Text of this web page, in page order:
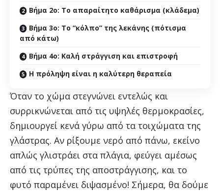
Βήμα 2ο: Το απαραίτητο καθάρισμα (κλάδεμα)
Βήμα 3ο: Το “κόλπο” της λεκάνης (πότισμα
από κάτω)
Βήμα 4ο: Καλή στράγγιση και επιστροφή
Η πρόληψη είναι η καλύτερη θεραπεία
Όταν το χώμα στεγνώνει εντελώς και
συρρικνώνεται από τις υψηλές θερμοκρασίες,
δημιουργεί κενά γύρω από τα τοιχώματα της
γλάστρας. Αν ρίξουμε νερό από πάνω, εκείνο
απλώς γλιστράει στα πλάγια, φεύγει αμέσως
από τις τρύπες της αποστράγγισης, και το
φυτό παραμένει διψασμένο! Σήμερα, θα δούμε